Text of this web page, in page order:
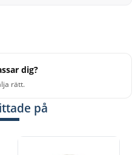
dig?
rätt.
på